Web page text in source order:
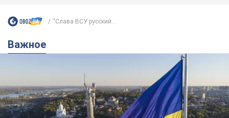
Украины и почему ее боялась Российская
империя: об этом не рассказывают в школе
Государственным символом являются только первый куплет
и припев песни
7 часов назад 33,6 т.